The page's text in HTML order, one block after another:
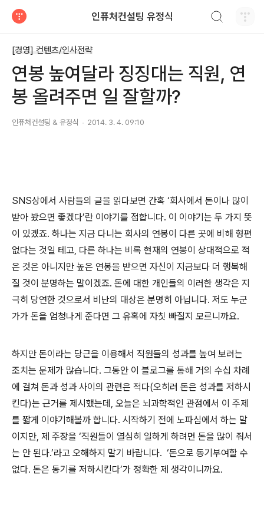
인퓨처컨설팅 유정식
[경영] 컨텐츠/인사전략
연봉 높여달라 징징대는 직원, 연
봉 올려주면 일 잘할까?
인퓨처컨설팅 & 유정식 2014. 3. 4. 09:10
SNS상에서 사람들의 글을 읽다보면 간혹 ‘회사에서 돈이나 많이
받아 봤으면 좋겠다’란 이야기를 접합니다. 이 이야기는 두 가지 뜻
이 있겠죠. 하나는 지금 다니는 회사의 연봉이 다른 곳에 비해 형편
없다는 것일 테고, 다른 하나는 비록 현재의 연봉이 상대적으로 적
은 것은 아니지만 높은 연봉을 받으면 자신이 지금보다 더 행복해
질 것이 분명하는 말이겠죠. 돈에 대한 개인들의 이러한 생각은 지
극히 당연한 것으로서 비난의 대상은 분명히 아닙니다. 저도 누군
가가 돈을 엄청나게 준다면 그 유혹에 자칫 빠질지 모르니까요.
하지만 돈이라는 당근을 이용해서 직원들의 성과를 높여 보려는
조치는 문제가 많습니다. 그동안 이 블로그를 통해 거의 수십 차례
에 걸쳐 돈과 성과 사이의 관련은 적다(오히려 돈은 성과를 저하시
킨다)는 근거를 제시했는데, 오늘은 뇌과학적인 관점에서 이 주제
를 짧게 이야기해볼까 합니다. 시작하기 전에 노파심에서 하는 말
이지만, 제 주장을 ‘직원들이 열심히 일하게 하려면 돈을 많이 줘서
는 안 된다.’라고 오해하지 말기 바랍니다. ‘돈으로 동기부여할 수
없다. 돈은 동기를 저하시킨다’가 정확한 제 생각이니까요.